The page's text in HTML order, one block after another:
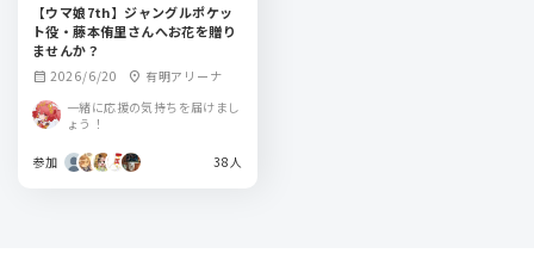
【ウマ娘7th】ジャングルポケッ
ト役・藤本侑里さんへお花を贈り
ませんか？
calendar_month 2026/6/20 location_on 有明アリーナ
一緒に応援の気持ちを届けまし
ょう！
参加 38人